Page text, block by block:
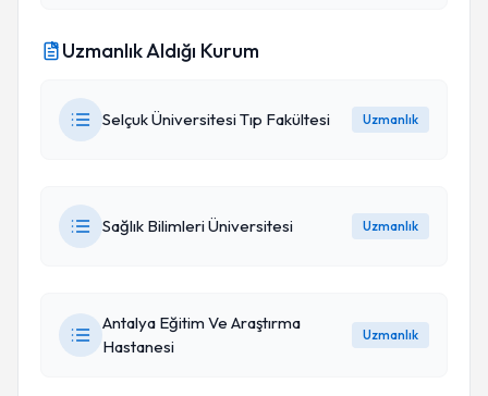
Uzmanlık Aldığı Kurum
Selçuk Üniversitesi Tıp Fakültesi Uzmanlık
Sağlık Bilimleri Üniversitesi Uzmanlık
Antalya Eğitim Ve Araştırma
Hastanesi
Uzmanlık